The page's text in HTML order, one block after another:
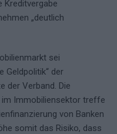
Kreditvergabe
„deutlich
sei
Geldpolitik“ der
der Verband. Die
Immobiliensektor treffe
von Banken
somit das Risiko, dass